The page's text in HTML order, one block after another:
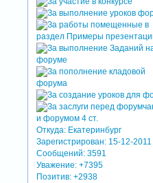
Откуда: Екатеринбург
Зарегистрирован: 15-12-2011
Сообщений: 3591
Уважение: +7395
Позитив: +2938